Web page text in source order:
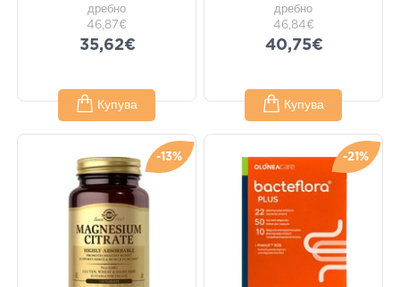
дребно
46,87€
35,62€
Купува
дребно
46,84€
40,75€
Купува
-13% -21%